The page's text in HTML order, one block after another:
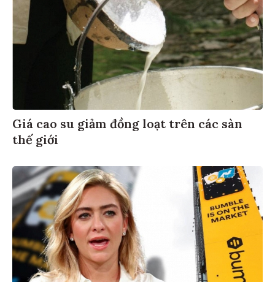
Giá cao su giảm đồng loạt trên các sàn
thế giới